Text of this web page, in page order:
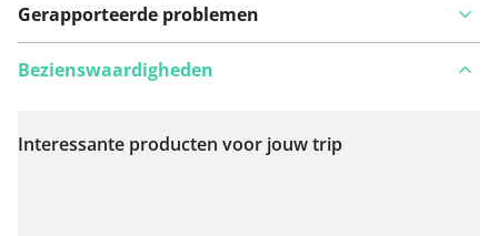
Gerapporteerde problemen
Bekijk op kaart
Bezienswaardigheden
Interessante producten voor jouw trip